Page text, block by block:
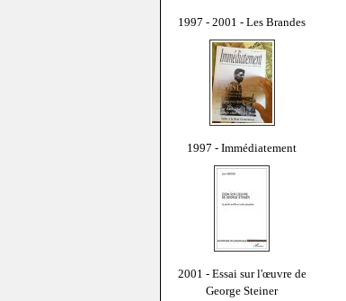
1997 - 2001 - Les Brandes
1997 - Immédiatement
2001 - Essai sur l'œuvre de
George Steiner